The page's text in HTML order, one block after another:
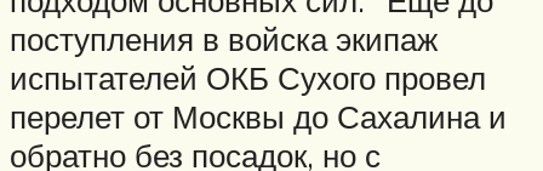
поступления в войска экипаж
испытателей ОКБ Сухого провел
перелет от Москвы до Сахалина и
обратно без посадок, но с